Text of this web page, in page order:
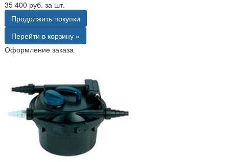
35 400 руб. за шт.
Продолжить покупки
Перейти в корзину »
Оформление заказа